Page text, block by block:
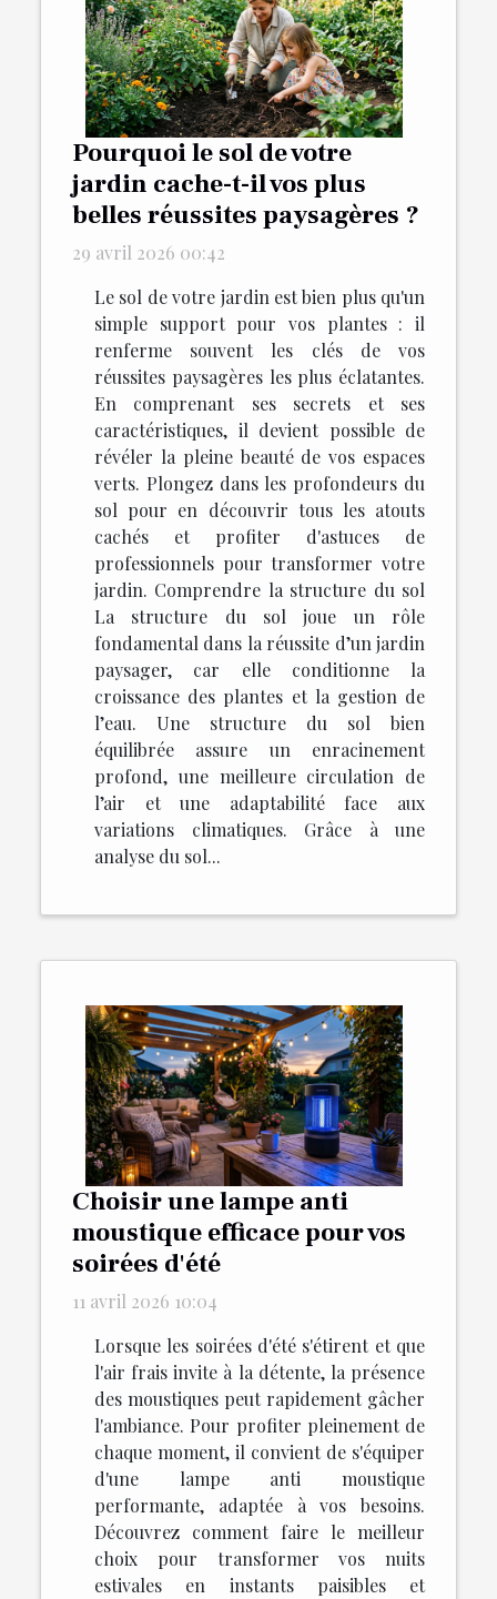
Pourquoi le sol de votre
jardin cache-t-il vos plus
belles réussites paysagères ?
29 avril 2026 00:42
Le sol de votre jardin est bien plus qu'un
simple support pour vos plantes : il
renferme souvent les clés de vos
réussites paysagères les plus éclatantes.
En comprenant ses secrets et ses
caractéristiques, il devient possible de
révéler la pleine beauté de vos espaces
verts. Plongez dans les profondeurs du
sol pour en découvrir tous les atouts
cachés et profiter d'astuces de
professionnels pour transformer votre
jardin. Comprendre la structure du sol
La structure du sol joue un rôle
fondamental dans la réussite d’un jardin
paysager, car elle conditionne la
croissance des plantes et la gestion de
l’eau. Une structure du sol bien
équilibrée assure un enracinement
profond, une meilleure circulation de
l’air et une adaptabilité face aux
variations climatiques. Grâce à une
analyse du sol...
Choisir une lampe anti
moustique efficace pour vos
soirées d'été
11 avril 2026 10:04
Lorsque les soirées d'été s'étirent et que
l'air frais invite à la détente, la présence
des moustiques peut rapidement gâcher
l'ambiance. Pour profiter pleinement de
chaque moment, il convient de s'équiper
d'une lampe anti moustique
performante, adaptée à vos besoins.
Découvrez comment faire le meilleur
choix pour transformer vos nuits
estivales en instants paisibles et